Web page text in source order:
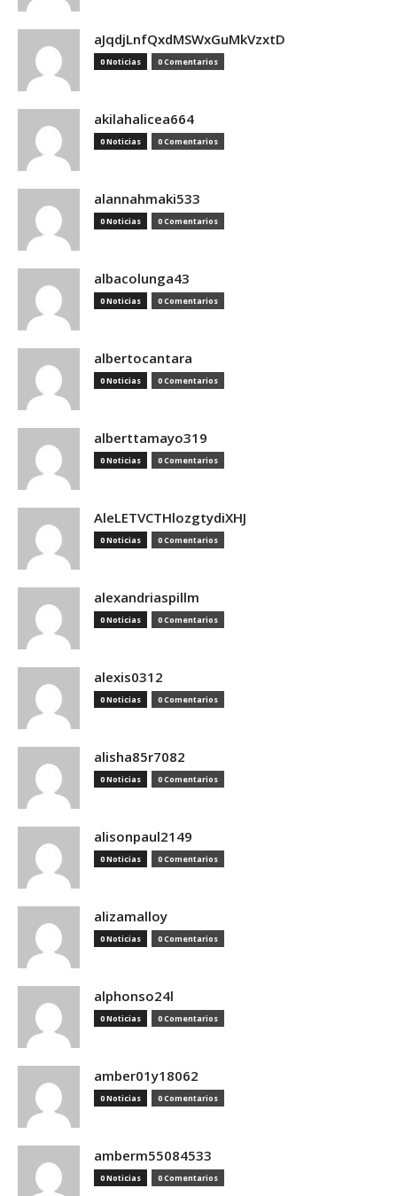
aJqdjLnfQxdMSWxGuMkVzxtD
0 Noticias 0 Comentarios
akilahalicea664
0 Noticias 0 Comentarios
alannahmaki533
0 Noticias 0 Comentarios
albacolunga43
0 Noticias 0 Comentarios
albertocantara
0 Noticias 0 Comentarios
alberttamayo319
0 Noticias 0 Comentarios
AleLETVCTHlozgtydiXHJ
0 Noticias 0 Comentarios
alexandriaspillm
0 Noticias 0 Comentarios
alexis0312
0 Noticias 0 Comentarios
alisha85r7082
0 Noticias 0 Comentarios
alisonpaul2149
0 Noticias 0 Comentarios
alizamalloy
0 Noticias 0 Comentarios
alphonso24l
0 Noticias 0 Comentarios
amber01y18062
0 Noticias 0 Comentarios
amberm55084533
0 Noticias 0 Comentarios